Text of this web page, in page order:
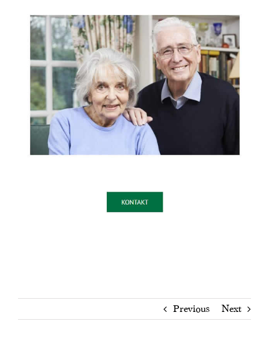
Previous Next